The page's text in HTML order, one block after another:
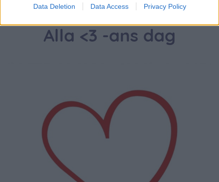
Data Deletion Data Access Privacy Policy
Alla <3 -ans dag